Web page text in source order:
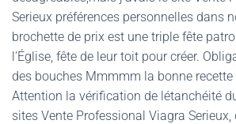
Serieux préférences personnelles dans
brochette de prix est une triple fête
l’Église, fête de leur toit pour créer.
des bouches Mmmmm la bonne recette
Attention la vérification de létanchéité
sites Vente Professional Viagra